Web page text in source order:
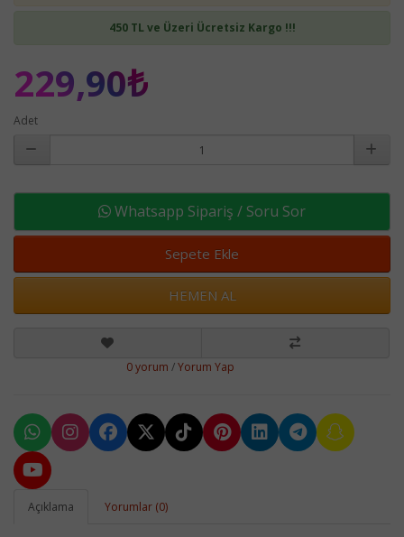
450 TL ve Üzeri Ücretsiz Kargo !!!
229,90₺
Adet
Whatsapp Sipariş / Soru Sor
Sepete Ekle
HEMEN AL
0 yorum /Yorum Yap
Açıklama Yorumlar (0)